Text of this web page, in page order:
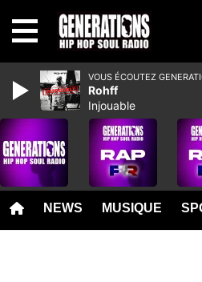
NEWS MUSIQUE
VOUS ÉCOUTEZ
Rohff
Injouable